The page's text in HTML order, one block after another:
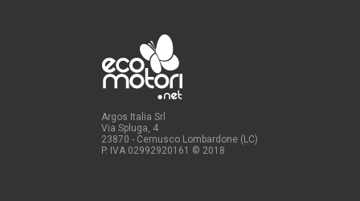
Argos Italia Srl
Via Spluga, 4
23870 - Cernusco Lombardone (LC)
P. IVA 02992920161 © 2018